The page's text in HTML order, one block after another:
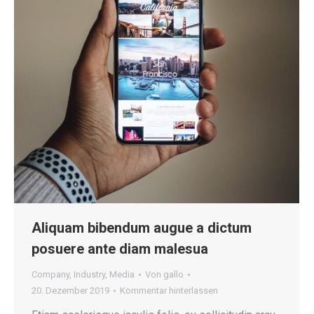
Aliquam bibendum augue a dictum
posuere ante diam malesua
Company, Industry, Media Von gallo
20. Dezember 2019
Kommentar hinterlassen